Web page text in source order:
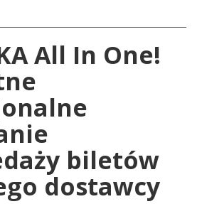
All In One!
biletów
dostawcy